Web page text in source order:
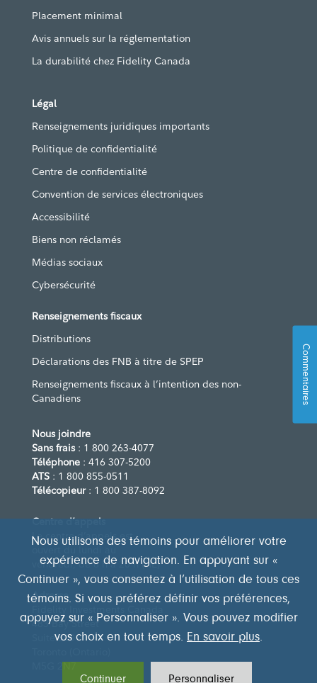
Placement minimal
Avis annuels sur la réglementation
La durabilité chez Fidelity Canada
Légal
Renseignements juridiques importants
Politique de confidentialité
Centre de confidentialité
Convention de services électroniques
Accessibilité
Biens non réclamés
Médias sociaux
Cybersécurité
Renseignements fiscaux
Distributions
Déclarations des FNB à titre de SPEP
Renseignements fiscaux à l’intention des non-
Canadiens
Nous joindre
Sans frais: 1 800 263-4077
Téléphone : 416 307-5200
ATS : 1 800 855-0511
Télécopieur: 1 800 387-8092
Centre d’appels
Le centre d’appels est
vendredi, de 8 h à 20 h (HE)
Adresse
Fidelity Investments Canada
483 Bay Street
Suite 300
M5G 2N7
Nous utilisons des témoins pour améliorer votre
expérience de navigation. En appuyant sur «
Continuer », vous consentez à l’utilisation de tous ces
témoins. Si vous préférez définir vos préférences,
appuyez sur « Personnaliser ». Vous pouvez modifier
vos choix en tout temps. En savoir plus.
Continuer Personnaliser
Commentaires